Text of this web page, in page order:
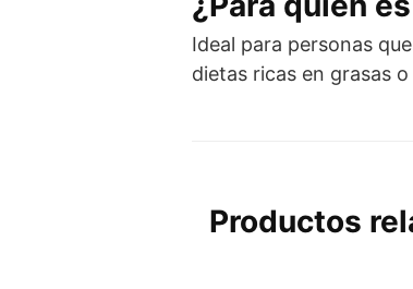
Ideal para personas
dietas ricas en grasas
Productos